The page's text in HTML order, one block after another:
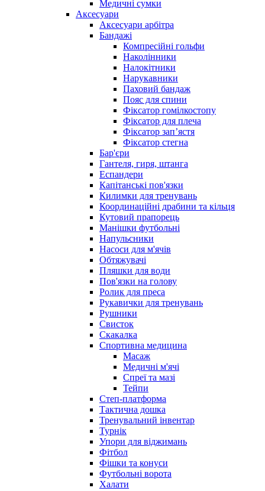
Медичні сумки
Аксесуари
Аксесуари арбітра
Бандажі
Компресійні гольфи
Наколінники
Налокітники
Нарукавники
Паховий бандаж
Пояс для спини
Фіксатор гомілкостопу
Фіксатор для плеча
Фіксатор запʼястя
Фіксатор стегна
Бар'єри
Гантеля, гиря, штанга
Еспандери
Капітанські пов'язки
Килимки для тренувань
Координаційні драбини та кільця
Кутовий прапорець
Манішки футбольні
Напульсники
Насоси для м'ячів
Обтяжувачі
Пляшки для води
Пов'язки на голову
Ролик для преса
Рукавички для тренувань
Рушники
Свисток
Скакалка
Спортивна медицина
Масаж
Медичні м'ячі
Спреї та мазі
Тейпи
Степ-платформа
Тактична дошка
Тренувальний інвентар
Турнік
Упори для віджимань
Фітбол
Фішки та конуси
Футбольні ворота
Халати